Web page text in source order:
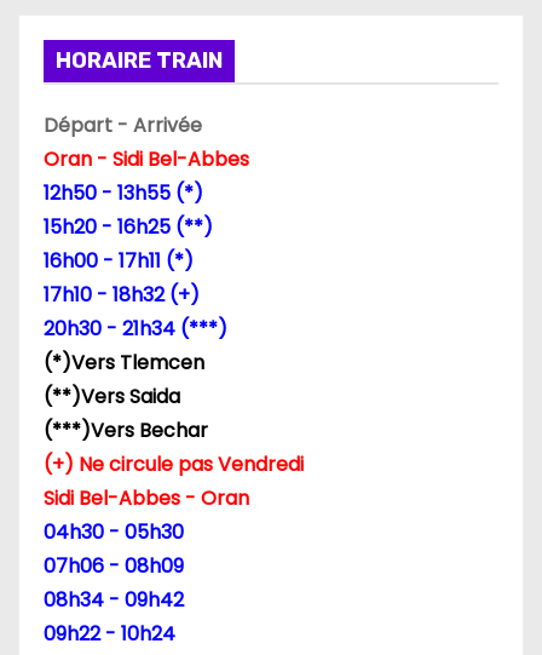
HORAIRE TRAIN
Départ - Arrivée
Oran - Sidi Bel-Abbes
12h50 - 13h55 (*)
15h20 - 16h25 (**)
16h00 - 17h11 (*)
17h10 - 18h32 (+)
20h30 - 21h34 (***)
(*)Vers Tlemcen
(**)Vers Saida
(***)Vers Bechar
(+) Ne circule pas Vendredi
Sidi Bel-Abbes - Oran
04h30 - 05h30
07h06 - 08h09
08h34 - 09h42
09h22 - 10h24